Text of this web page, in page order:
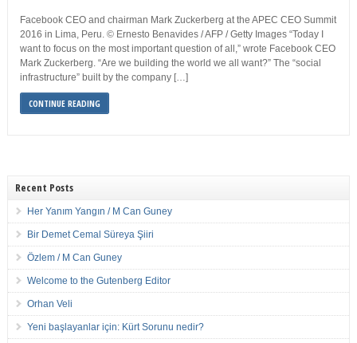
Facebook CEO and chairman Mark Zuckerberg at the APEC CEO Summit
2016 in Lima, Peru. © Ernesto Benavides / AFP / Getty Images “Today I
want to focus on the most important question of all,” wrote Facebook CEO
Mark Zuckerberg. “Are we building the world we all want?” The “social
infrastructure” built by the company […]
CONTINUE READING
Recent Posts
Her Yanım Yangın / M Can Guney
Bir Demet Cemal Süreya Şiiri
Özlem / M Can Guney
Welcome to the Gutenberg Editor
Orhan Veli
Yeni başlayanlar için: Kürt Sorunu nedir?